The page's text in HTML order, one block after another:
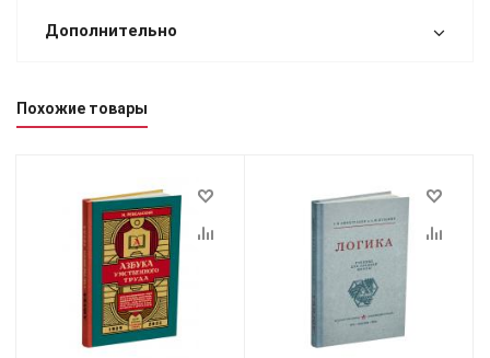
Дополнительно
Похожие товары